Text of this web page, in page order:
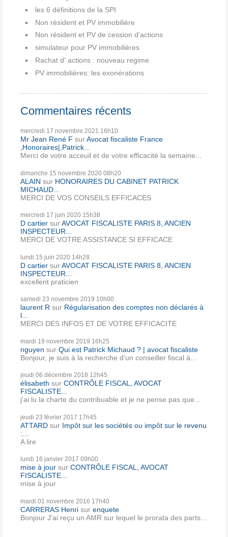
les 6 définitions de la SPI
Non résident et PV immobilière
Non résident et PV de cession d'actions
simulateur pour PV immobilières
Rachat d' actions : nouveau regime
PV immobilières: les exonérations
Commentaires récents
mercredi 17 novembre 2021 16h10
Mr Jean René F surAvocat fiscaliste France
,Honoraires|,Patrick...
Merci de votre acceuil et de votre efficacité la semaine...
dimanche 15 novembre 2020 08h20
ALAIN sur HONORAIRES DU CABINET PATRICK
MICHAUD...
MERCI DE VOS CONSEILS EFFICACES
mercredi 17 juin 2020 15h38
D cartier surAVOCAT FISCALISTE PARIS 8, ANCIEN
INSPECTEUR...
MERCI DE VOTRE ASSISTANCE SI EFFICACE
lundi 15 juin 2020 14h28
D cartier surAVOCAT FISCALISTE PARIS 8, ANCIEN
INSPECTEUR...
excellent praticien
samedi 23 novembre 2019 10h00
laurent R sur Régularisation des comptes non déclarés à
l...
MERCI DES INFOS ET DE VOTRE EFFICACITE
mardi 19 novembre 2019 16h25
nguyen sur Qui est Patrick Michaud ? | avocat fiscaliste
Bonjour, je suis à la recherche d'un conseiller fiscal à...
jeudi 06 décembre 2018 12h45
élisabeth sur CONTRÔLE FISCAL, AVOCAT
FISCALISTE...
j'ai lu la charte du contribuable et je ne pense pas que...
jeudi 23 février 2017 17h45
ATTARD sur Impôt sur les sociétés ou impôt sur le revenu
:...
A lire
lundi 16 janvier 2017 09h00
mise à jour sur CONTRÔLE FISCAL, AVOCAT
FISCALISTE...
mise à jour
mardi 01 novembre 2016 17h40
CARRERAS Henri sur enquete
Bonjour J'ai reçu un AMR sur lequel le prorata des parts...